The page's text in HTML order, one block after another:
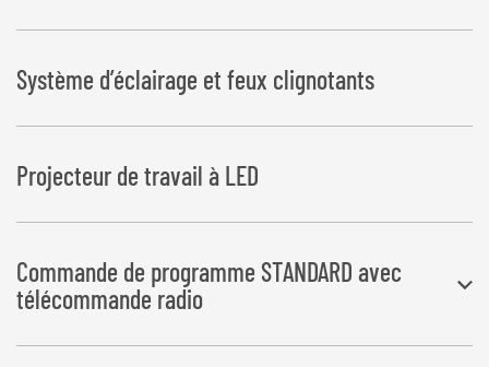
Moteur essence 8,2 kW avec batterie
démarreur électr.
filtre de return et réservoir d’huile hydraulique 30 l
Système d’éclairage et feux clignotants
Projecteur de travail à LED
Commande de programme STANDARD avec
télécommande radio